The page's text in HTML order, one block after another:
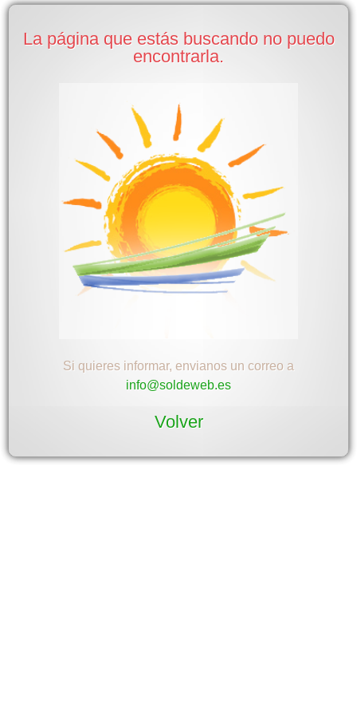
La página que estás buscando no puedo
encontrarla.
Si quieres informar, envianos un correo a
info@soldeweb.es
Volver